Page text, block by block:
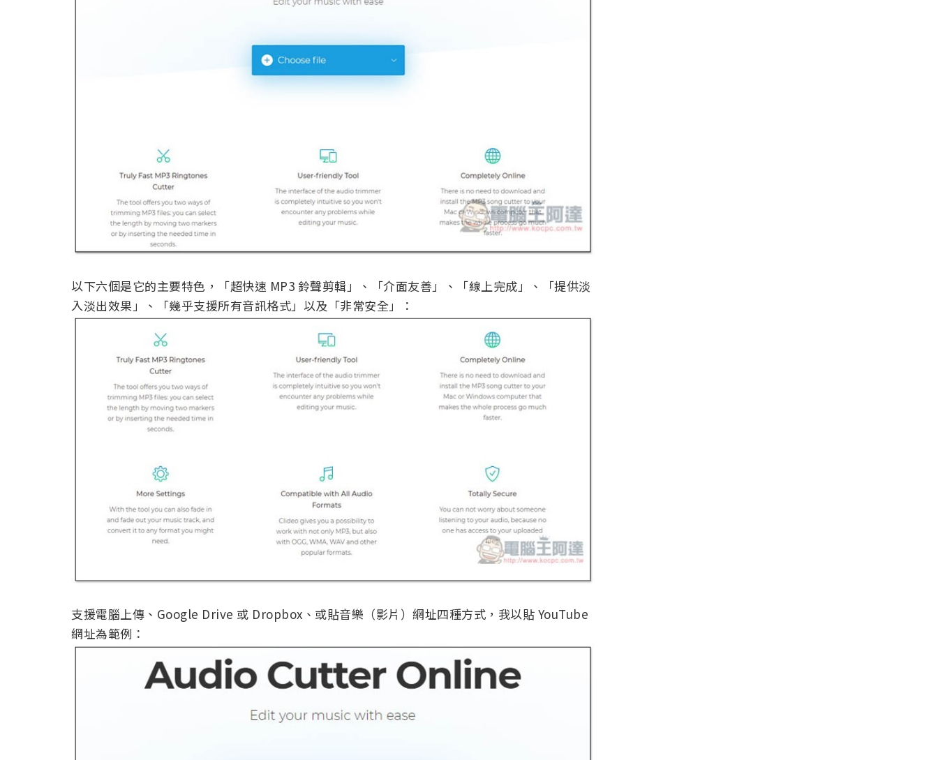
以下六個是它的主要特色，「超快速 MP3 鈴聲剪輯」、「介面友善」、「線上完成」、「提供淡
入淡出效果」、「幾乎支援所有音訊格式」以及「非常安全」：
支援電腦上傳、Google Drive 或 Dropbox、或貼音樂（影片）網址四種方式，我以貼 YouTube
網址為範例：